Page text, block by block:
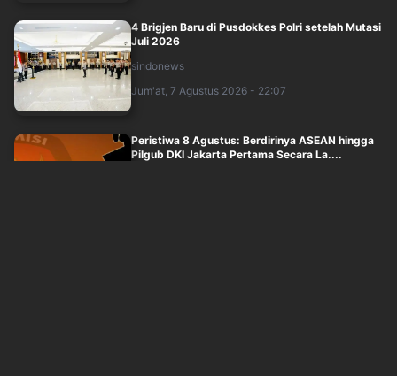
4 Brigjen Baru di Pusdokkes Polri setelah Mutasi
Juli 2026
sindonews
Jum'at, 7 Agustus 2026 - 22:07
Peristiwa 8 Agustus: Berdirinya ASEAN hingga
Pilgub DKI Jakarta Pertama Secara La....